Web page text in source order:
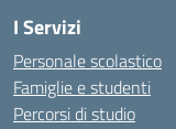
I Servizi
Personale scolastico
Famiglie e studenti
Percorsi di studio